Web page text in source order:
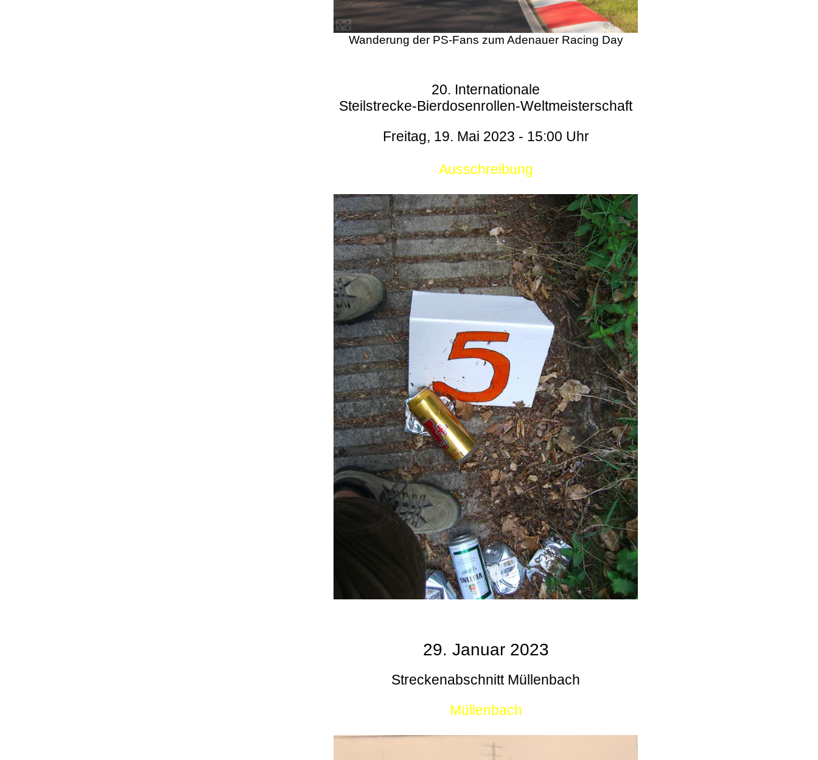
Wanderung der PS-Fans zum Adenauer Racing Day
20. Internationale
Steilstrecke-Bierdosenrollen-Weltmeisterschaft
Freitag, 19. Mai 2023 - 15:00 Uhr
Ausschreibung
29. Januar 2023
Streckenabschnitt Müllenbach
Müllenbach